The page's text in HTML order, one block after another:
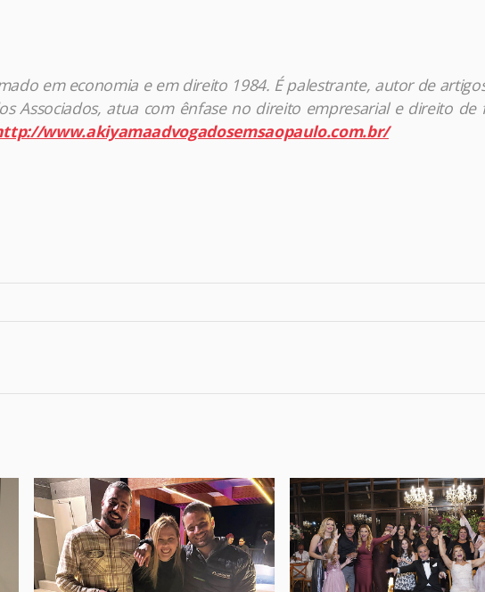
em economia e em direito 1984. É palestrante, autor de
Associados, atua com ênfase no direito empresarial e direito de
www.akiyamaadvogadosemsaopaulo.com.br/